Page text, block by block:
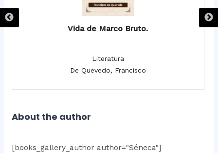
Vida de Marco Bruto.
Literatura
De Quevedo, Francisco
About the author
[books_gallery_author author="Séneca"]